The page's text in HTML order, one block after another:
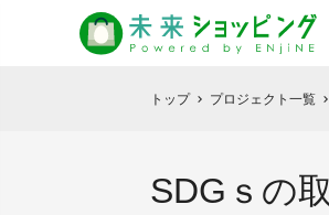
トップ chevron_right プロジェクト一覧 chevron_right
SDGｓの